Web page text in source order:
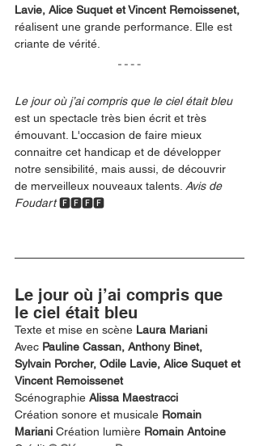
Lavie, Alice Suquet et Vincent Remoissenet,
réalisent une grande performance. Elle est
criante de vérité.
Le jour où j’ai compris que le ciel était bleu
est un spectacle très bien écrit et très
émouvant. L'occasion de faire mieux
connaitre cet handicap et de développer
notre sensibilité, mais aussi, de découvrir
de merveilleux nouveaux talents. Avis de
Foudart 🅵🅵🅵🅵
Le jour où j’ai compris que
le ciel était bleu
Texte et mise en scène Laura Mariani
Avec Pauline Cassan, Anthony Binet,
Sylvain Porcher, Odile Lavie, Alice Suquet et
Vincent Remoissenet
Scénographie Alissa Maestracci
Création sonore et musicale Romain
Mariani Création lumière Romain Antoine